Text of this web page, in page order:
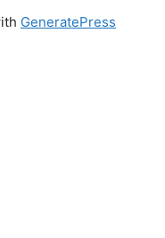
GeneratePress